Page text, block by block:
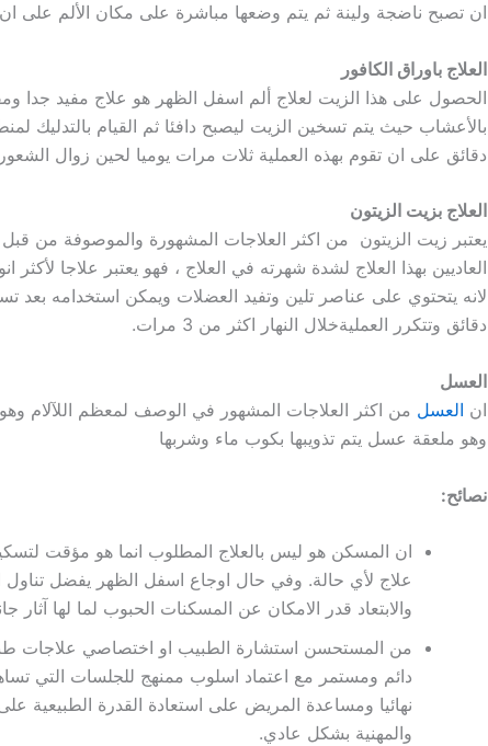
ان تصبح ناضجة ولينة ثم يتم وضعها مباشرة على مكان الألم على ان
العلاج باوراق الكافور
الحصول على هذا الزيت لعلاج ألم اسفل الظهر هو علاج مفيد جدا
دقائق على ان تقوم بهذه العملية ثلات مرات يوميا لحين زوال الشعور
العلاج بزيت الزيتون
يعتبر زيت الزيتون من اكثر العلاجات المشهورة والموصوفة من
العاديين بهذا العلاج لشدة شهرته في العلاج ، فهو يعتبر علاجا لأكثر
لانه يتحتوي على عناصر تلين وتفيد العضلات ويمكن استخدامه
دقائق وتتكرر العمليةخلال النهار اكثر من 3 مرات.
العسل
ان العسل من اكثر العلاجات المشهور في الوصف لمعظم
وهو ملعقة عسل يتم تذويبها بكوب ماء وشربها
نصائح:
ان المسكن هو ليس بالعلاج المطلوب انما هو مؤقت لتسكين
علاج لأي حالة. وفي حال اوجاع اسفل الظهر يفضل
والابتعاد قدر الامكان عن المسكنات الحبوب لما لها آثار
من المستحسن استشارة الطبيب او اختصاصي علاجات
دائم ومستمر مع اعتماد اسلوب ممنهج للجلسات التي
نهائيا ومساعدة المريض على استعادة القدرة الطبيعية
والمهنية بشكل عادي.